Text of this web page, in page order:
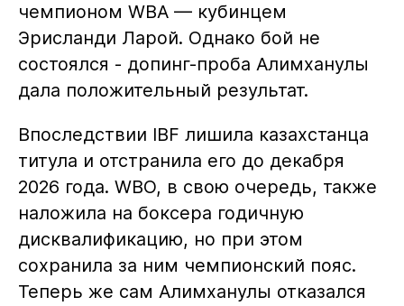
чемпионом WBA — кубинцем
Эрисланди Ларой. Однако бой не
состоялся - допинг-проба Алимханулы
дала положительный результат.
Впоследствии IBF лишила казахстанца
титула и отстранила его до декабря
2026 года. WBO, в свою очередь, также
наложила на боксера годичную
дисквалификацию, но при этом
сохранила за ним чемпионский пояс.
Теперь же сам Алимханулы отказался